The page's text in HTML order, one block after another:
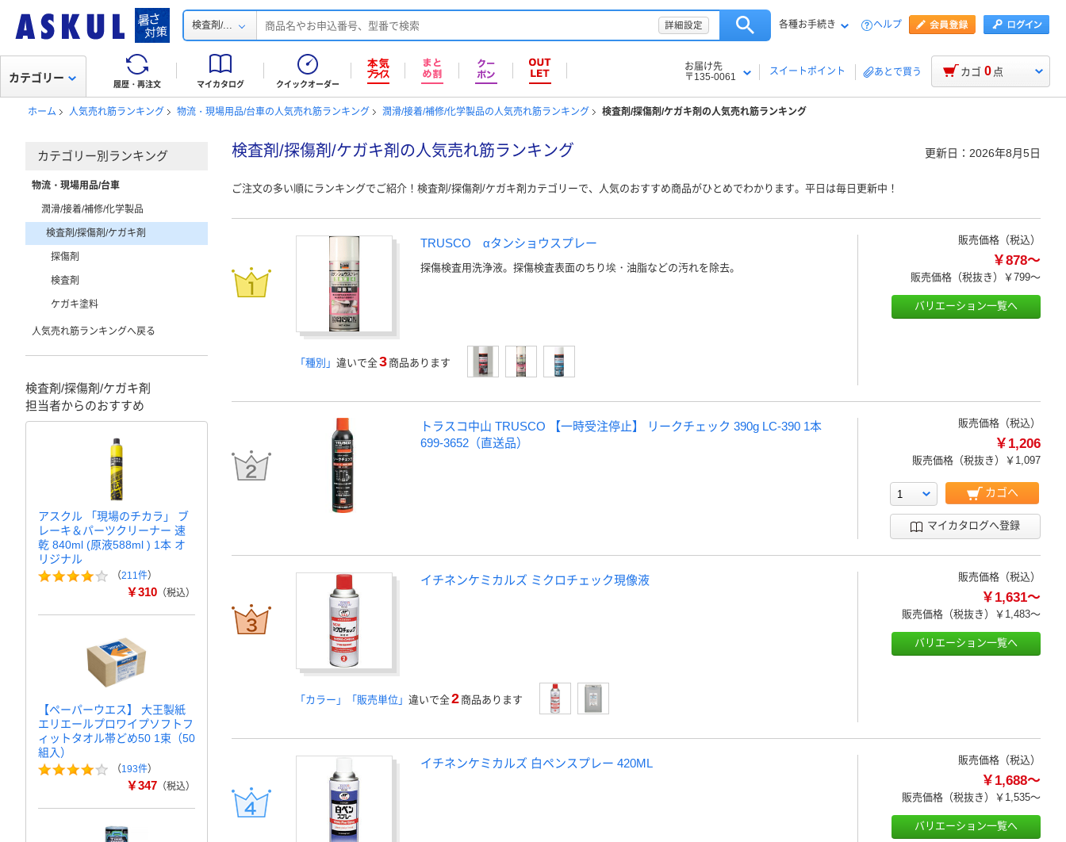
検査剤/... 詳細設定 各種お手続き ヘルプ
履歴・再注文 マイカタログ クイックオーダー
お届け先
〒135-0061
スイートポイント あとで買う
カテゴリー カゴ 0 点
ホーム 人気売れ筋ランキング 物流・現場用品/台車の人気売れ筋ランキング 潤滑/接着/補修/化学製品の人気売れ筋ランキング 検査剤/探傷剤/ケガキ剤の人気売れ筋ランキング
検査剤/探傷剤/ケガキ剤の人気売れ筋ランキング 更新日： 2026年8月5日
ご注文の多い順にランキングでご紹介！検査剤/探傷剤/ケガキ剤カテゴリーで、人気のおすすめ商品がひとめでわかります。平日は毎日更新中！
TRUSCO αタンショウスプレー
探傷検査用洗浄液。探傷検査表面のちり埃・油脂などの汚れを除去。
「種別」 違いで全3 商品あります
販売価格（税込）
￥878～
販売価格（税抜き） ￥799～
バリエーション一覧へ
トラスコ中山 TRUSCO 【一時受注停止】 リークチェック 390g LC-390 1本
699-3652（直送品）
販売価格（税込）
￥1,206
販売価格（税抜き） ￥1,097
カゴへ
マイカタログへ登録
イチネンケミカルズ ミクロチェック現像液
「カラー」「販売単位」 違いで全2 商品あります
販売価格（税込）
￥1,631～
販売価格（税抜き） ￥1,483～
バリエーション一覧へ
イチネンケミカルズ 白ペンスプレー 420ML 販売価格（税込）
￥1,688～
販売価格（税抜き） ￥1,535～
バリエーション一覧へ
カテゴリー別ランキング
物流・現場用品/台車
潤滑/接着/補修/化学製品
検査剤/探傷剤/ケガキ剤
探傷剤
検査剤
ケガキ塗料
人気売れ筋ランキングへ戻る
検査剤/探傷剤/ケガキ剤
担当者からのおすすめ
アスクル 「現場のチカラ」 ブ
レーキ＆パーツクリーナー 速
乾 840ml (原液588ml ) 1本 オ
リジナル
（211件）
￥310 （税込）
【ペーパーウエス】 大王製紙
エリエールプロワイプソフトフ
ィットタオル帯どめ50 1束（50
組入）
（193件）
￥347 （税込）